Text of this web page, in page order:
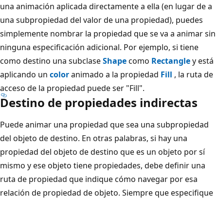
una animación aplicada directamente a ella (en lugar de a
una subpropiedad del valor de una propiedad), puedes
simplemente nombrar la propiedad que se va a animar sin
ninguna especificación adicional. Por ejemplo, si tiene
como destino una subclaseShapecomo Rectangley está
aplicando un coloranimado a la propiedad Fill , la ruta de
acceso de la propiedad puede ser "Fill".
Destino de propiedades indirectas
Puede animar una propiedad que sea una subpropiedad
del objeto de destino. En otras palabras, si hay una
propiedad del objeto de destino que es un objeto por sí
mismo y ese objeto tiene propiedades, debe definir una
ruta de propiedad que indique cómo navegar por esa
relación de propiedad de objeto. Siempre que especifique